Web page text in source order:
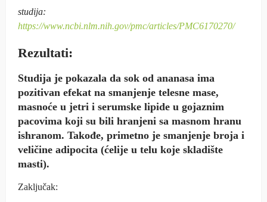
studija:
https://www.ncbi.nlm.nih.gov/pmc/articles/PMC6170270/
Rezultati:
Studija je pokazala da sok od ananasa ima
pozitivan efekat na smanjenje telesne mase,
masnoće u jetri i serumske lipide u gojaznim
pacovima koji su bili hranjeni sa masnom hranu
ishranom. Takođe, primetno je smanjenje broja i
veličine adipocita (ćelije u telu koje skladište
masti).
Zaključak: